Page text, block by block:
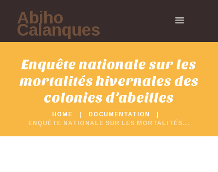
Abiho
Calanques
Enquête nationale sur les
mortalités hivernales des
colonies d’abeilles
HOME
DOCUMENTATION
ENQUÊTE NATIONALE SUR LES MORTALITÉS...